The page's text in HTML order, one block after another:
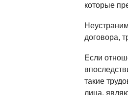
которые
договора,
Если
такие
лица,